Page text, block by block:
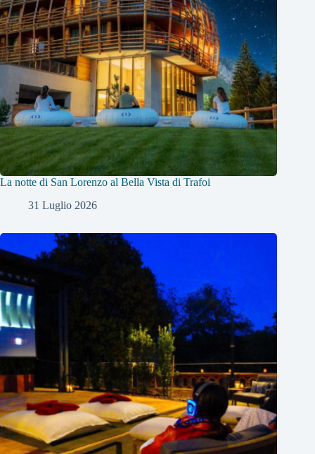
La notte di San Lorenzo al Bella Vista di Trafoi
31 Luglio 2026